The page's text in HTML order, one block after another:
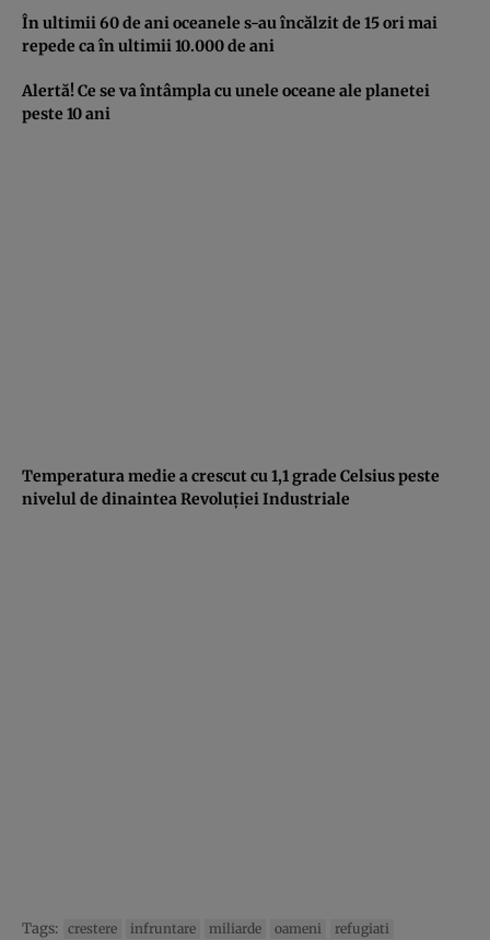
În ultimii 60 de ani oceanele s-au încălzit de 15 ori mai
repede ca în ultimii 10.000 de ani
Alertă! Ce se va întâmpla cu unele oceane ale planetei
peste 10 ani
Temperatura medie a crescut cu 1,1 grade Celsius peste
nivelul de dinaintea Revoluţiei Industriale
Tags: crestere infruntare miliarde oameni
refugiati